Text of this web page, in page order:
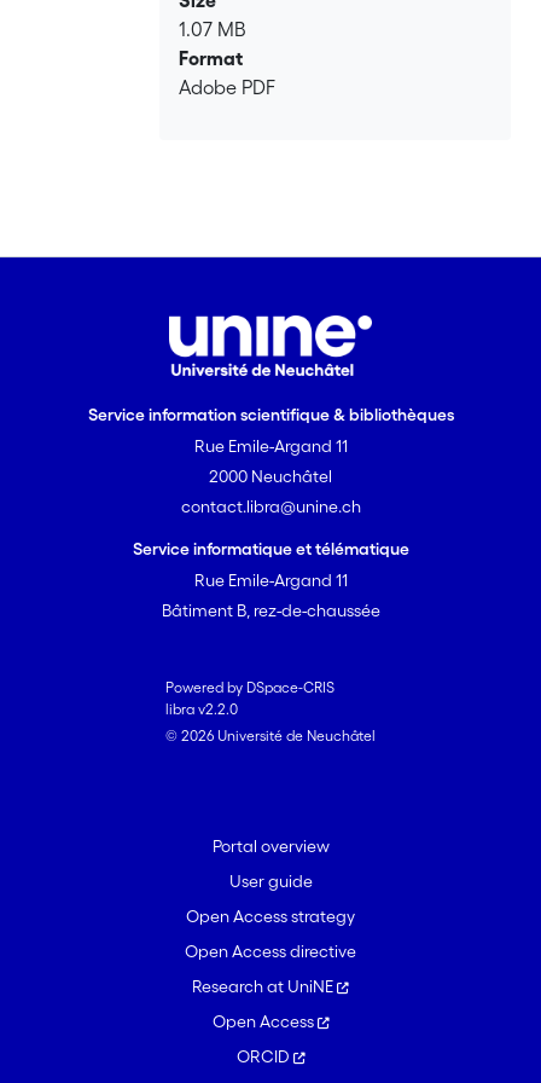
participation déjà existantes ou
émergeantes. Dans cet ordre d’idées, le
Projet adopte délibérément une
1.07 MB
Format
Adobe PDF
Service information scientifique & bibliothèques
Rue Emile-Argand 11
2000 Neuchâtel
contact.libra@unine.ch
Service informatique et télématique
Rue Emile-Argand 11
Bâtiment B, rez-de-chaussée
Powered by DSpace-CRIS
libra v2.2.0
© 2026 Université de Neuchâtel
Portal overview
User guide
Open Access strategy
Open Access directive
Research at UniNE
Open Access
ORCID